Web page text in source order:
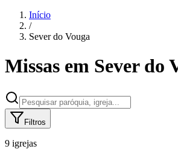
Início
/
Sever do Vouga
Missas em Sever do
Filtros
9 igrejas